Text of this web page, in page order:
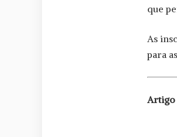
que
As
para
Artigo